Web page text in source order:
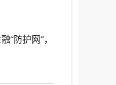
防护网”，